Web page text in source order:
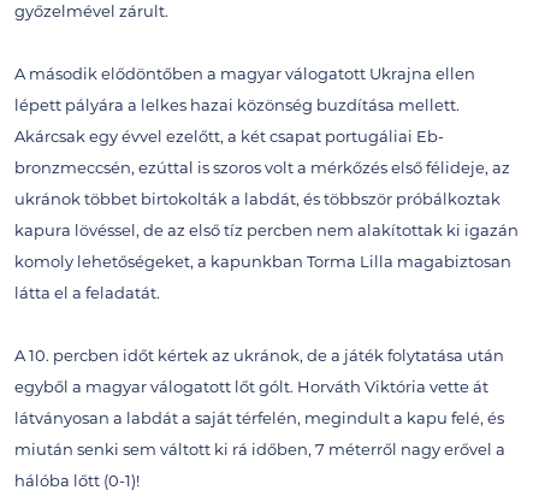
győzelmével zárult.
A második elődöntőben a magyar válogatott Ukrajna ellen
lépett pályára a lelkes hazai közönség buzdítása mellett.
Akárcsak egy évvel ezelőtt, a két csapat portugáliai Eb-
bronzmeccsén, ezúttal is szoros volt a mérkőzés első félideje, az
ukránok többet birtokolták a labdát, és többször próbálkoztak
kapura lövéssel, de az első tíz percben nem alakítottak ki igazán
komoly lehetőségeket, a kapunkban Torma Lilla magabiztosan
látta el a feladatát.
A 10. percben időt kértek az ukránok, de a játék folytatása után
egyből a magyar válogatott lőt gólt. Horváth Viktória vette át
látványosan a labdát a saját térfelén, megindult a kapu felé, és
miután senki sem váltott ki rá időben, 7 méterről nagy erővel a
hálóba lőtt (0-1)!